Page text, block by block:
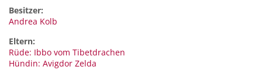
Besitzer:
Andrea Kolb
Eltern:
Rüde: Ibbo vom Tibetdrachen
Hündin: Avigdor Zelda